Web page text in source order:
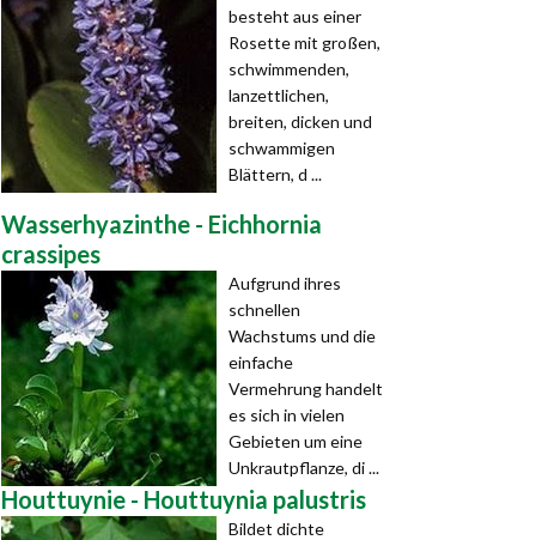
besteht aus einer
Rosette mit großen,
schwimmenden,
lanzettlichen,
breiten, dicken und
schwammigen
Blättern, d ...
Wasserhyazinthe - Eichhornia
crassipes
Aufgrund ihres
schnellen
Wachstums und die
einfache
Vermehrung handelt
es sich in vielen
Gebieten um eine
Unkrautpflanze, di ...
Houttuynie - Houttuynia palustris
Bildet dichte